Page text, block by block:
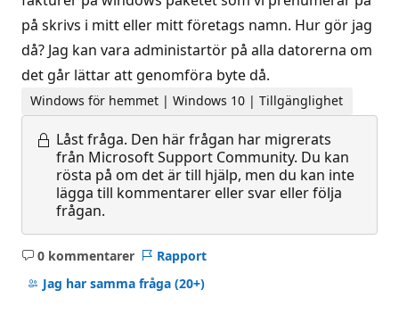
på skrivs i mitt eller mitt företags namn. Hur gör jag
då? Jag kan vara administartör på alla datorerna om
det går lättar att genomföra byte då.
Windows för hemmet | Windows 10 | Tillgänglighet
Låst fråga. Den här frågan har migrerats
från Microsoft Support Community. Du kan
rösta på om det är till hjälp, men du kan inte
lägga till kommentarer eller svar eller följa
frågan.
0 kommentarer
Inga
kommentarer
Rapport
Jag har samma fråga (20+)